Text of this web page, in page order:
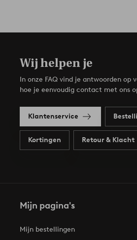
Wij helpen je
In onze FAQ vind je antwoorden
hoe je eenvoudig contact met ons
Klantenservice
Kortingen Retour & Klacht
Mijn pagina's
Mijn bestellingen